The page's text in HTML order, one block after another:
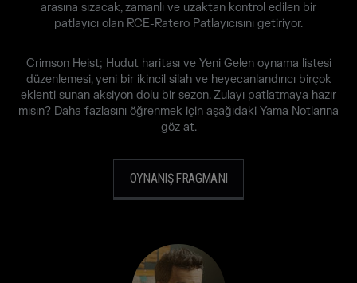
arasına sızacak, zamanlı ve uzaktan kontrol edilen bir
patlayıcı olan RCE-Ratero Patlayıcısını getiriyor.
Crimson Heist; Hudut haritası ve Yeni Gelen oynama listesi
düzenlemesi, yeni bir ikincil silah ve heyecanlandırıcı birçok
eklenti sunan aksiyon dolu bir sezon. Zulayı patlatmaya hazır
mısın? Daha fazlasını öğrenmek için aşağıdaki Yama Notlarına
göz at.
OYNANIŞ FRAGMANI